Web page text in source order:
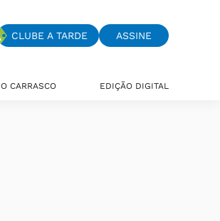
CLUBE A TARDE ASSINE
O CARRASCO EDIÇÃO DIGITAL